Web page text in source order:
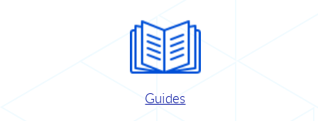
Guides